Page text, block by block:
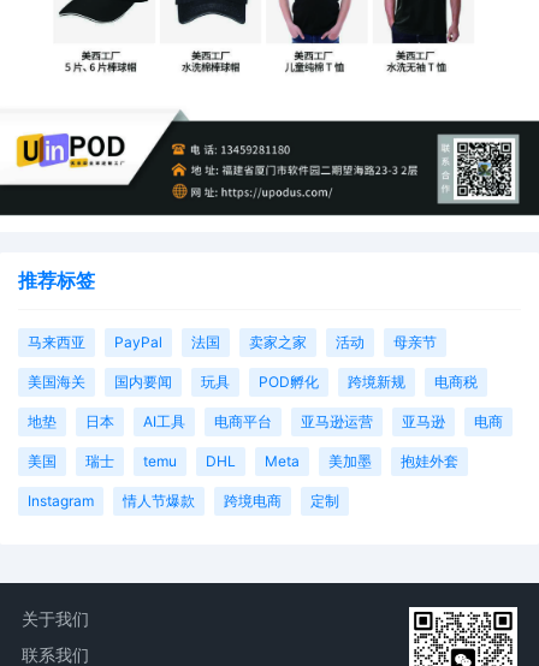
对于亚马逊卖家来说，TRO可能会导致：
亚马逊账户被冻结，无法收款且不能开展新销售活动。
库存被锁定，发货与移除订单的操作受限；同时面临严重财务中
断，难以维持业务正常运营。
商品列表被删除，TRO中提及的产品将从店铺页面下架。
账户可能被暂停，若反复遭遇TRO或对TRO不作为，甚至可能被
亚马逊永久移除；若未立即采取应对措施，还可能造成严重经济
损失。
TRO的发布通常无提前通知，亚马逊卖家往往在账户被冻结后，
推荐标签
马来西亚 PayPal 法国 卖家之家 活动 母亲节
美国海关 国内要闻 玩具 POD孵化 跨境新规 电商税
地垫 日本 AI工具 电商平台 亚马逊运营 亚马逊 电商
美国 瑞士 temu DHL Meta 美加墨 抱娃外套
Instagram 情人节爆款 跨境电商 定制
关于我们
联系我们